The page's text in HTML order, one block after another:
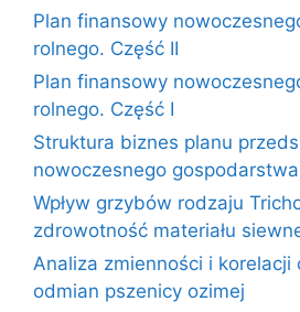
Plan finansowy
rolnego. Część II
Plan finansowy
rolnego. Część I
Struktura biznes planu
nowoczesnego
Wpływ grzybów rodzaju
zdrowotność materiału
Analiza zmienności i korelacji
odmian pszenicy ozimej